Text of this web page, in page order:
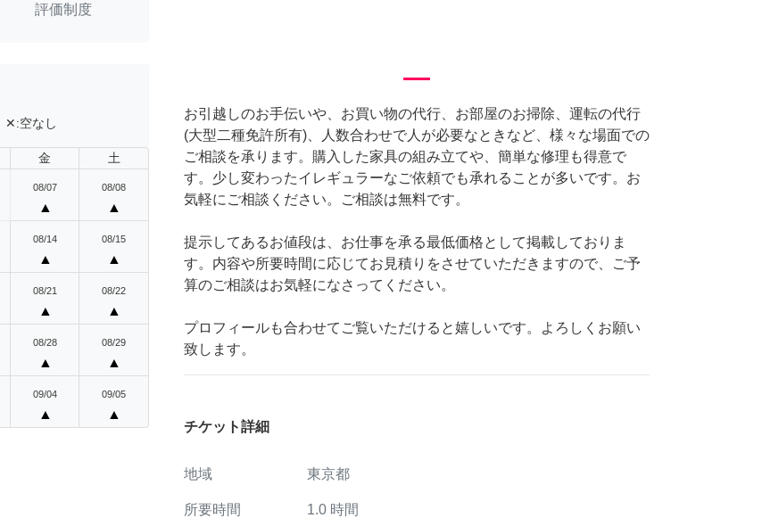
評価制度
✕:空なし
金 土
08/07
▲
08/08
▲
08/14
▲
08/15
▲
08/21
▲
08/22
▲
08/28
▲
08/29
▲
09/04
▲
09/05
▲
お引越しのお手伝いや、お買い物の代行、お部屋のお掃除、運転の代行
(大型二種免許所有)、人数合わせで人が必要なときなど、様々な場面での
ご相談を承ります。購入した家具の組み立てや、簡単な修理も得意で
す。少し変わったイレギュラーなご依頼でも承れることが多いです。お
気軽にご相談ください。ご相談は無料です。
提示してあるお値段は、お仕事を承る最低価格として掲載しておりま
す。内容や所要時間に応じてお見積りをさせていただきますので、ご予
算のご相談はお気軽になさってください。
プロフィールも合わせてご覧いただけると嬉しいです。よろしくお願い
致します。
チケット詳細
地域 東京都
所要時間 1.0 時間